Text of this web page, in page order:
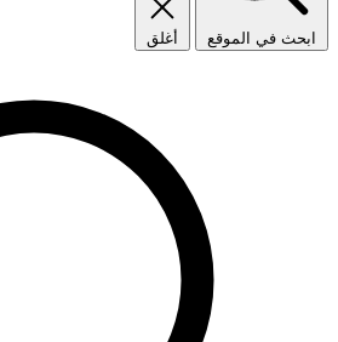
ابحث في الموقع أغلق